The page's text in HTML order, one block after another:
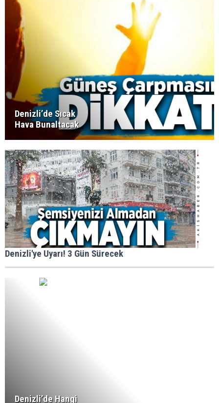
Denizli’de Sıcak
Hava Bunaltacak
Denizli'ye Uyarı! 3 Gün Sürecek
Denizli’de Hangi